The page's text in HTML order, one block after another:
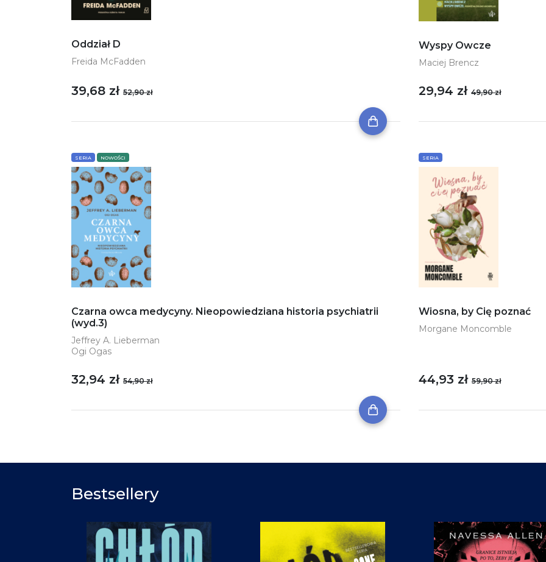
Oddział D
Freida McFadden
39,68 zł 52,90 zł
Wyspy Owcze
Maciej Brencz
29,94 zł 49,90 zł
SERIA NOWOŚCI
Czarna owca medycyny. Nieopowiedziana historia psychiatrii
(wyd.3)
Jeffrey A. Lieberman
Ogi Ogas
32,94 zł 54,90 zł
SERIA
Wiosna, by Cię poznać
Morgane Moncomble
44,93 zł 59,90 zł
Bestsellery